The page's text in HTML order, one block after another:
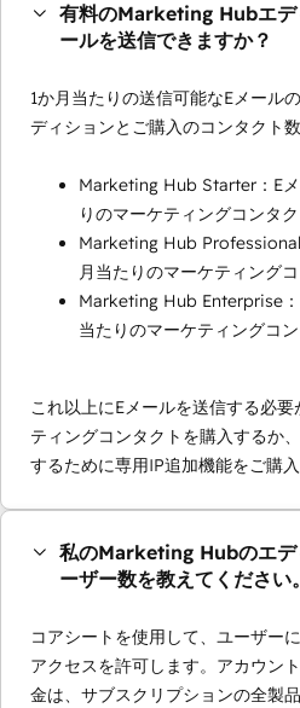
有料のMarketing Hubエデ
ールを送信できますか？
1か月当たりの送信可能なEメール
ディションとご購入のコンタクト
Marketing Hub Starter：E
りのマーケティングコンタ
Marketing Hub
月当たりのマーケティング
Marketing Hub Enterprise：
当たりのマーケティングコ
これ以上にEメールを送信する必
ティングコンタクトを購入するか
するために専用IP追加機能をご購入
私のMarketing Hubのエデ
ーザー数を教えてください。
コアシートを使用して、ユーザー
アクセスを許可します。アカウン
金は、サブスクリプションの全製